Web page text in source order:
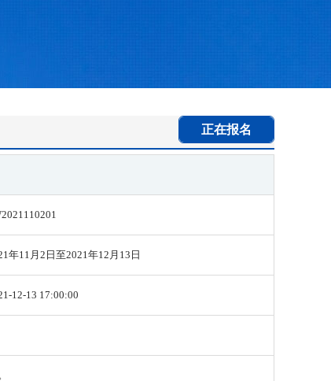
正在报名
年11月2日至2021年12月13日
12-13 17:00:00